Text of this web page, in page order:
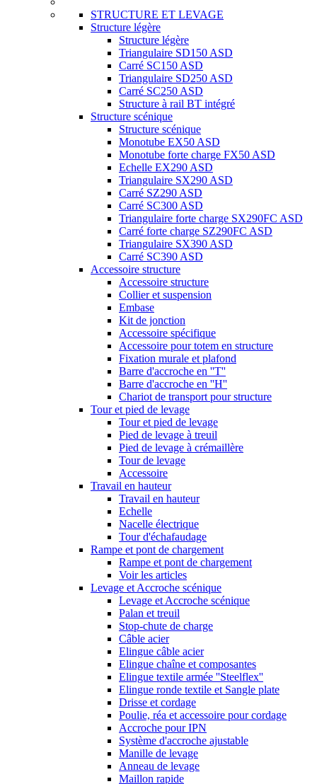
STRUCTURE ET LEVAGE
Structure légère
Structure légère
Triangulaire SD150 ASD
Carré SC150 ASD
Triangulaire SD250 ASD
Carré SC250 ASD
Structure à rail BT intégré
Structure scénique
Structure scénique
Monotube EX50 ASD
Monotube forte charge FX50 ASD
Echelle EX290 ASD
Triangulaire SX290 ASD
Carré SZ290 ASD
Carré SC300 ASD
Triangulaire forte charge SX290FC ASD
Carré forte charge SZ290FC ASD
Triangulaire SX390 ASD
Carré SC390 ASD
Accessoire structure
Accessoire structure
Collier et suspension
Embase
Kit de jonction
Accessoire spécifique
Accessoire pour totem en structure
Fixation murale et plafond
Barre d'accroche en ''T''
Barre d'accroche en ''H''
Chariot de transport pour structure
Tour et pied de levage
Tour et pied de levage
Pied de levage à treuil
Pied de levage à crémaillère
Tour de levage
Accessoire
Travail en hauteur
Travail en hauteur
Echelle
Nacelle électrique
Tour d'échafaudage
Rampe et pont de chargement
Rampe et pont de chargement
Voir les articles
Levage et Accroche scénique
Levage et Accroche scénique
Palan et treuil
Stop-chute de charge
Câble acier
Elingue câble acier
Elingue chaîne et composantes
Elingue textile armée ''Steelflex''
Elingue ronde textile et Sangle plate
Drisse et cordage
Poulie, réa et accessoire pour cordage
Accroche pour IPN
Système d'accroche ajustable
Manille de levage
Anneau de levage
Maillon rapide